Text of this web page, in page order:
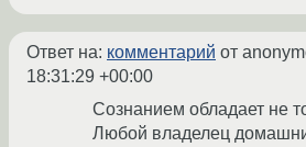
Ответ на: комментарий от
18:31:29 +00:00
Сознанием обладает не
Любой владелец